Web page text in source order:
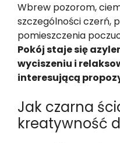
Wbrew pozorom,
szczególności czerń,
pomieszczenia
Pokój staje się
wyciszeniu i
interesującą
Jak czarna
kreatywność